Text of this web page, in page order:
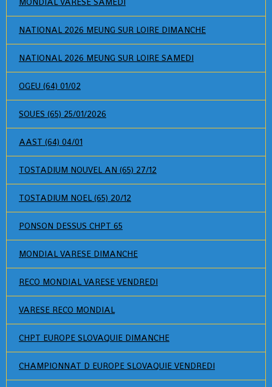
NATIONAL 2026 MEUNG SUR LOIRE DIMANCHE
NATIONAL 2026 MEUNG SUR LOIRE SAMEDI
OGEU (64) 01/02
SOUES (65) 25/01/2026
AAST (64) 04/01
TOSTADIUM NOUVEL AN (65) 27/12
TOSTADIUM NOEL (65) 20/12
PONSON DESSUS CHPT 65
MONDIAL VARESE DIMANCHE
RECO MONDIAL VARESE VENDREDI
VARESE RECO MONDIAL
CHPT EUROPE SLOVAQUIE DIMANCHE
CHAMPIONNAT D EUROPE SLOVAQUIE VENDREDI